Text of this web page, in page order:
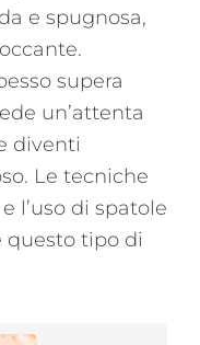
e spugnosa,
supera
un’attenta
diventi
Le tecniche
e l’uso di spatole
questo tipo di